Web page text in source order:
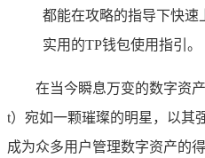
都能在攻略的指导下快速
实用的TP钱包使用指引。
在当今瞬息万变的数字资
t）宛如一颗璀璨的明星，以其
成为众多用户管理数字资产的